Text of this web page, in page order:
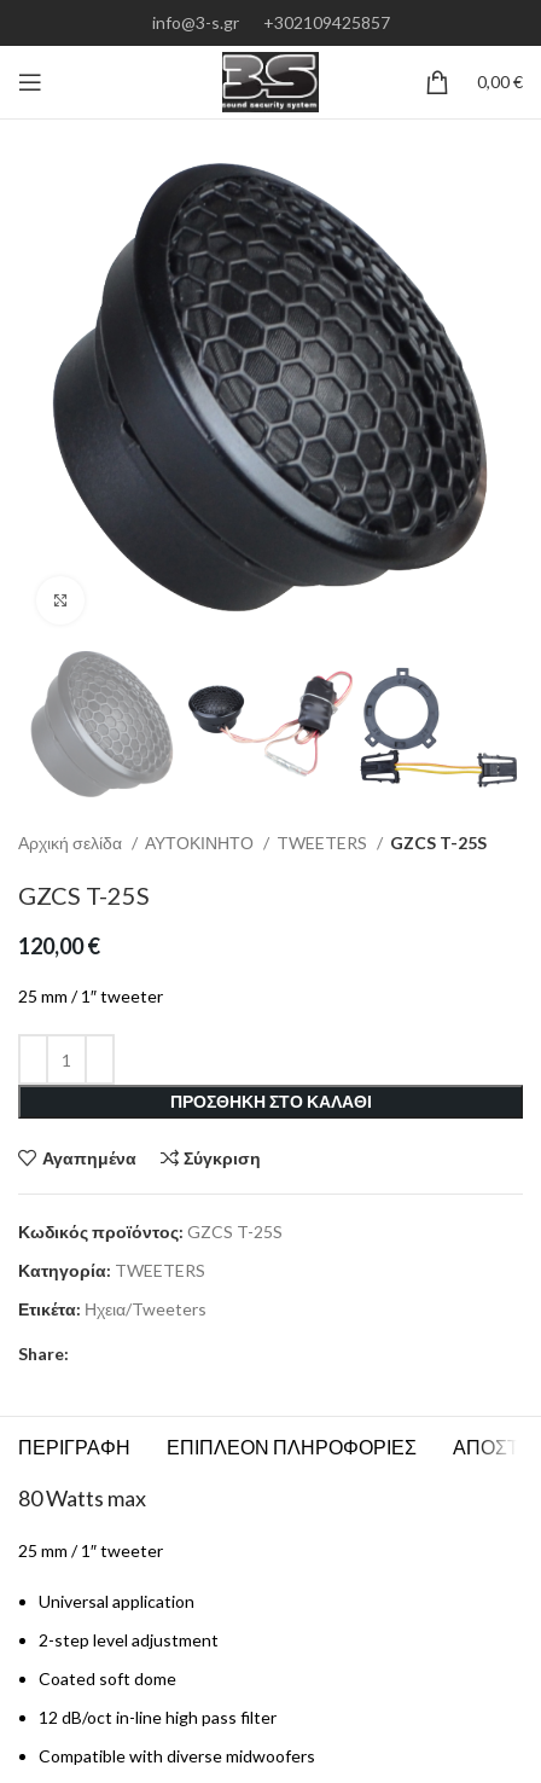
info@3-s.gr +302109425857
0,00€
Click to enlarge
Αρχική σελίδα ΑΥΤΟΚΙΝΗΤΟ TWEETERS GZCS T-25S
GZCS T-25S
120,00€
25 mm / 1″ tweeter
ΠΡΟΣΘΗΚΗ ΣΤΟ ΚΑΛΑΘΙ
Αγαπημένα Σύγκριση
Κωδικός προϊόντος: GZCS T-25S
Κατηγορία: TWEETERS
Ετικέτα: Ηχεια/Tweeters
Share:
ΠΕΡΙΓΡΑΦΗ ΕΠΙΠΛΕΟΝ ΠΛΗΡΟΦΟΡΙΕΣ
80 Watts max
25 mm / 1″ tweeter
Universal application
2-step level adjustment
Coated soft dome
12 dB/oct in-line high pass filter
Compatible with diverse midwoofers